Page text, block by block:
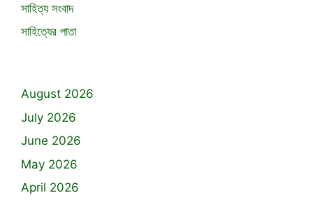
সাহিত্য সংবাদ
সাহিত্যের পাতা
August 2026
July 2026
June 2026
May 2026
April 2026